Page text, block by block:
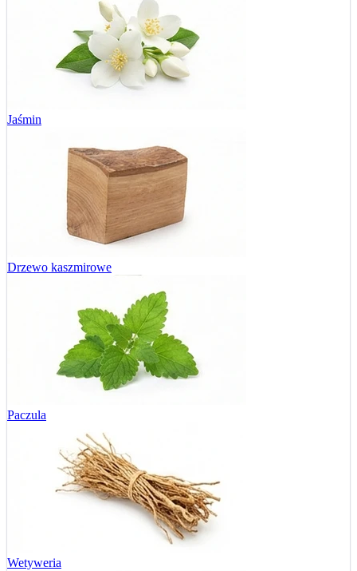
Jaśmin
Drzewo kaszmirowe
Paczula
Wetyweria